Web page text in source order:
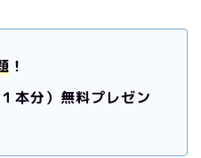
！
本分）無料プレゼン